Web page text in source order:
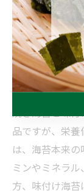
焼き海
較
焼き海苔と味
焼き海苔と味
品ですが、栄
は、海苔本来
ミンやミネラ
方、味付け海